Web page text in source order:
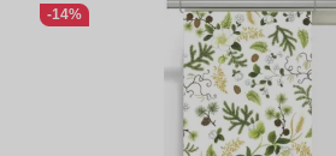
-14%